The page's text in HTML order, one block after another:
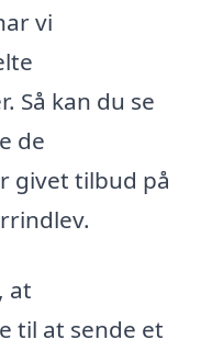
vi
Så kan du se
de
givet tilbud på
at
til at sende et